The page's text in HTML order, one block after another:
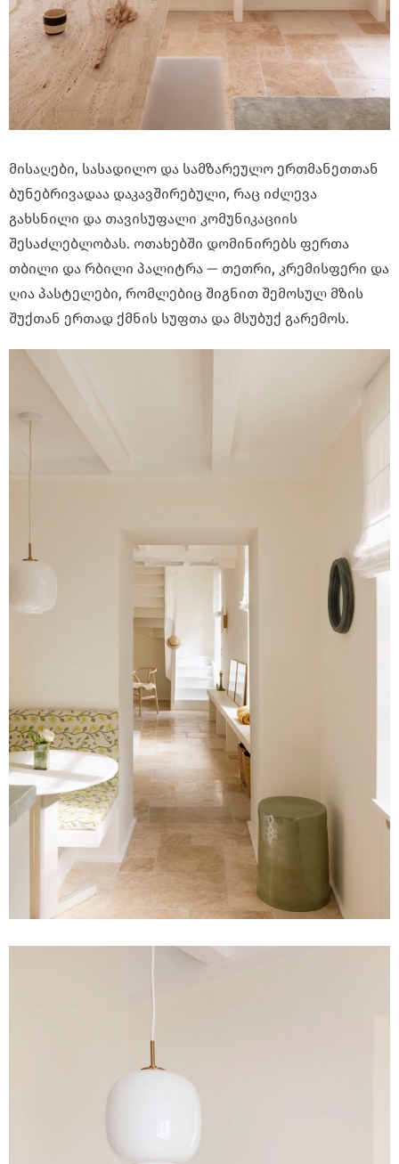
მისაღები, სასადილო და სამზარეულო ერთმანეთთან
ბუნებრივადაა დაკავშირებული, რაც იძლევა
გახსნილი და თავისუფალი კომუნიკაციის
შესაძლებლობას. ოთახებში დომინირებს ფერთა
თბილი და რბილი პალიტრა — თეთრი, კრემისფერი და
ღია პასტელები, რომლებიც შიგნით შემოსულ მზის
შუქთან ერთად ქმნის სუფთა და მსუბუქ გარემოს.